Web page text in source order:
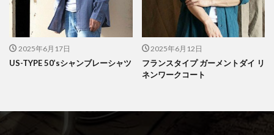
2025年6月17日
US-TYPE 50’sシャンブレーシャツ
2025年6月12日
フランスタイプ ガーメントダイ リ
ネンワークコート